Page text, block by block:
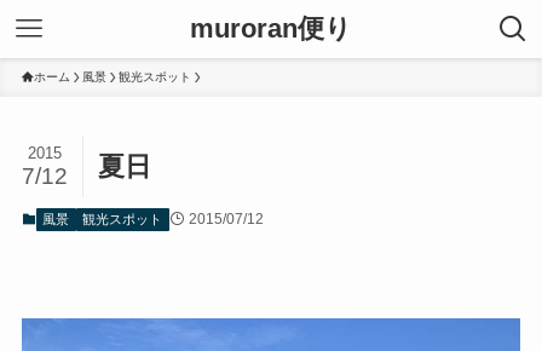
muroran便り
ホーム 風景 観光スポット
夏日
2015
7/12
風景 観光スポット 2015/07/12